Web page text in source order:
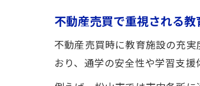
不動産売買で重視される
不動産売買時に教育施設の充
おり、通学の安全性や学習支援